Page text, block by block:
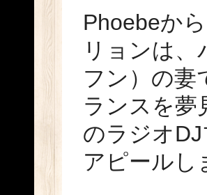
Phoebeか
リョンは
フン）の妻
ランスを夢
のラジオ
アピールし